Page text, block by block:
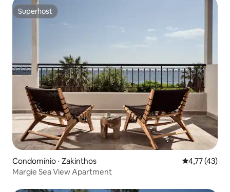
Superhost
Superhost
Condomínio ⋅ Zakinthos 4,77 de uma
4,77 (43)
Margie Sea View Apartment